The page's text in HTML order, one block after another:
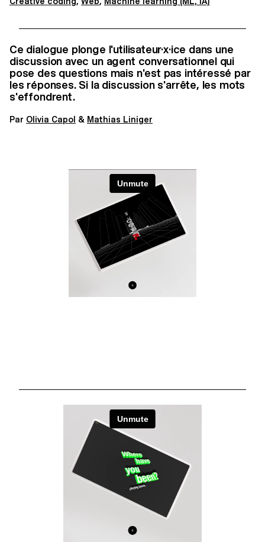
Ce dialogue plonge l'utilisateur·x·ice dans une
discussion avec un agent conversationnel qui
pose des questions mais n'est pas intéressé par
les réponses. Si la discussion s'arrête, les mots
s'effondrent.
Par Olivia Capol & Mathias Liniger